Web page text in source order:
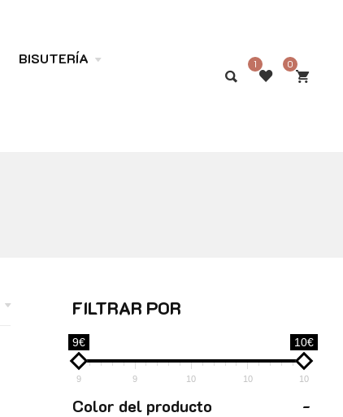
BISUTERÍA 1 0
FILTRAR POR
9€ 10€
9 9 10 10 10
Color del producto -